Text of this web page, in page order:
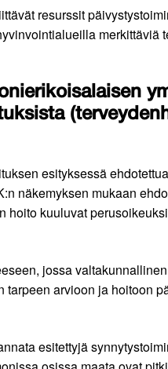
resurssit
esityksessä
näkemyksen mukaan
hoito kuuluvat
jossa
tarpeen arvioon ja hoitoon
esitettyjä